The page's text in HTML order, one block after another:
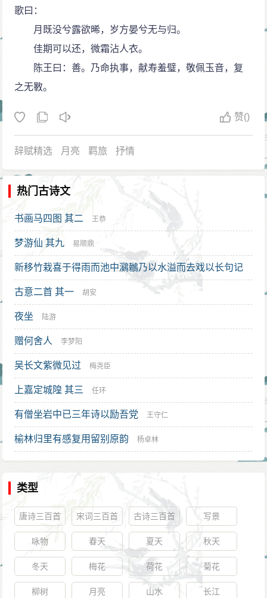
歌曰：
月既没兮露欲晞，岁方晏兮无与归。
佳期可以还，微霜沾人衣。
陈王曰：善。乃命执事，献寿羞璧，敬佩玉音，复
之无斁。
赞()
辞赋精选 月亮 羁旅 抒情
热门古诗文
书画马四图 其二 王恭
梦游仙 其九 易顺鼎
新移竹栽喜于得雨而池中鸂鶒乃以水溢而去戏以长句记
之 陆游
古意二首 其一 胡安
夜坐 陆游
赠何舍人 李梦阳
吴长文紫微见过 梅尧臣
上嘉定城隍 其三 任环
有僧坐岩中已三年诗以励吾党 王守仁
榆林归里有感复用留别原韵 杨卓林
类型
唐诗三百首 宋词三百首 古诗三百首 写景
咏物 春天 夏天 秋天
冬天 梅花 荷花 菊花
柳树 月亮 山水 长江